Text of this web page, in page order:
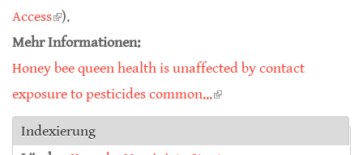
Access(link is external)
).
Mehr Informationen:
Honey bee queen health is unaffected by contact
exposure to pesticides common...(link is external)
Indexierung